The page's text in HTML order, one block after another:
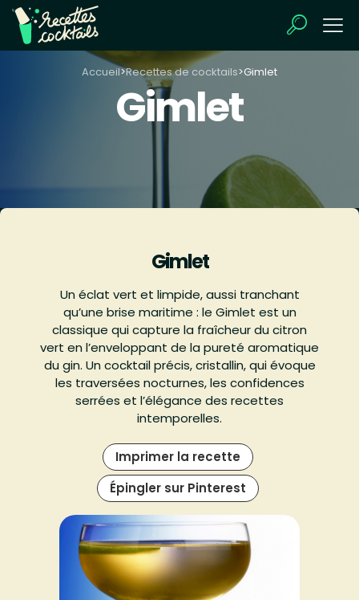
Accueil>Recettes de cocktails>Gimlet
Gimlet
Gimlet
Un éclat vert et limpide, aussi tranchant
qu’une brise maritime : le Gimlet est un
classique qui capture la fraîcheur du citron
vert en l’enveloppant de la pureté aromatique
du gin. Un cocktail précis, cristallin, qui évoque
les traversées nocturnes, les confidences
serrées et l’élégance des recettes
intemporelles.
Imprimer la recette
Épingler sur Pinterest